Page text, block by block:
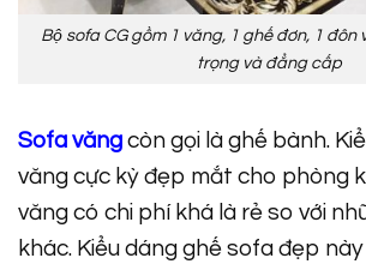
Bộ sofa CG gồm 1 văng, 1 ghế đơn, 1
trọng và đẳng cấp
Sofa văng còn gọi là ghế bành.
văng cực kỳ đẹp mắt cho phòng
văng có chi phí khá là rẻ so với
khác. Kiểu dáng ghế sofa đẹp